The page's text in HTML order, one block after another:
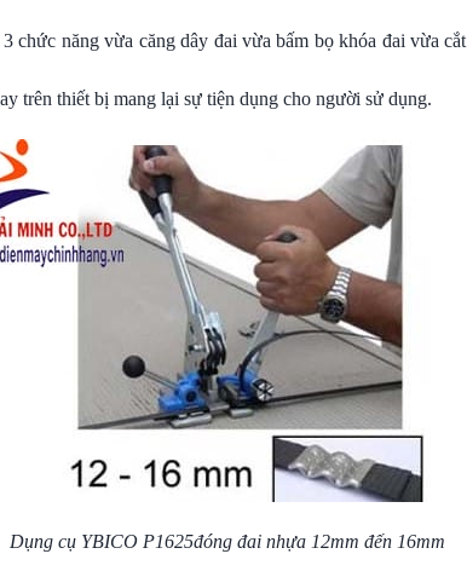
chức năng vừa căng dây đai vừa bấm bọ khóa đai vừa
trên thiết bị mang lại sự tiện dụng cho người sử dụng.
Dụng cụ YBICO P1625đóng đai nhựa 12mm đến 16mm